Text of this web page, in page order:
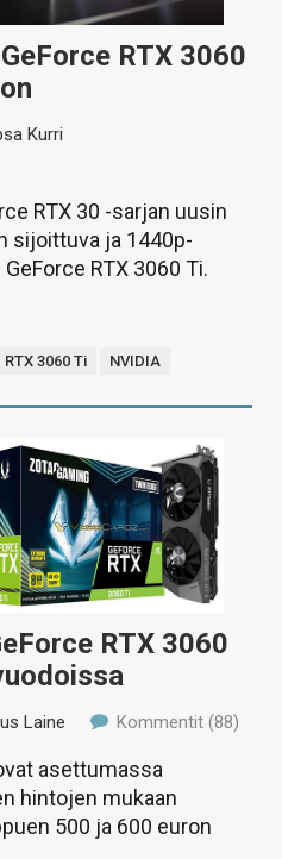
RTX 3060
Kurri
RTX 30 -sarjan uusin
sijoittuva ja 1440p-
RTX 3060 Ti.
3060 Ti NVIDIA
RTX 3060
Laine Kommentit (88)
asettumassa
hintojen mukaan
500 ja 600 euron